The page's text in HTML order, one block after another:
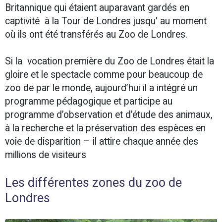
Britannique qui étaient auparavant gardés en
captivité à la Tour de Londres jusqu' au moment
où ils ont été transférés au Zoo de Londres.
Si la vocation première du Zoo de Londres était la
gloire et le spectacle comme pour beaucoup de
zoo de par le monde, aujourd’hui il a intégré un
programme pédagogique et participe au
programme d’observation et d’étude des animaux,
à la recherche et la préservation des espèces en
voie de disparition – il attire chaque année des
millions de visiteurs
Les différentes zones du zoo de
Londres